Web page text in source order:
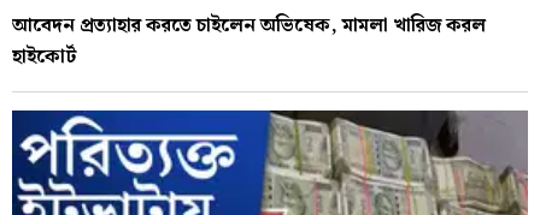
আবেদন প্রত্যাহার করতে চাইলেন অভিষেক, মামলা খারিজ করল
হাইকোর্ট